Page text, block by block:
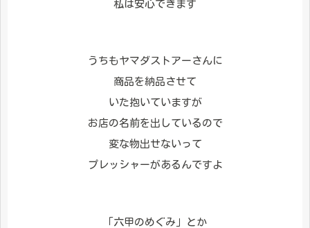
私は安心できます
うちもヤマダストアーさんに
商品を納品させて
いた抱いていますが
お店の名前を出しているので
変な物出せないって
プレッシャーがあるんですよ
「六甲のめぐみ」とか